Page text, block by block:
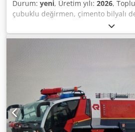
Durum: yeni, Üretim yılı: 2026,
çubuklu değirmen, çimento bilyalı
bilyalı değirmen gibi çeşitli bilyalı
var, özel gereksinimlerinize göre
ekibimizle iletişime geçebilirsiniz.